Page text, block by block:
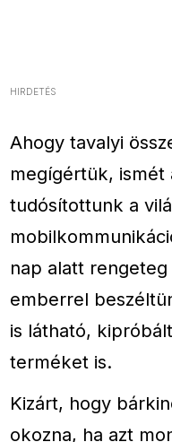
HIRDETÉS
Ahogy tavalyi
megígértük, ismét
tudósítottunk a
nap alatt
emberrel
is látható,
terméket is.
Kizárt, hogy
okozna, ha azt